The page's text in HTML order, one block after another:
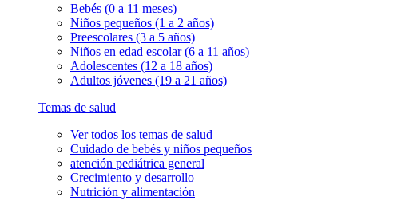
Bebés (0 a 11 meses)
Niños pequeños (1 a 2 años)
Preescolares (3 a 5 años)
Niños en edad escolar (6 a 11 años)
Adolescentes (12 a 18 años)
Adultos jóvenes (19 a 21 años)
Temas de salud
Ver todos los temas de salud
Cuidado de bebés y niños pequeños
atención pediátrica general
Crecimiento y desarrollo
Nutrición y alimentación